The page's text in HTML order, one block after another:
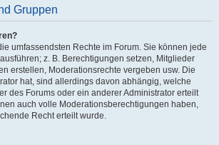
Gruppen
umfassendsten Rechte im Forum. Sie können jede
z. B. Berechtigungen setzen, Mitglieder
erstellen, Moderationsrechte vergeben usw. Die
hat, sind allerdings davon abhängig, welche
des Forums oder ein anderer Administrator erteilt
auch volle Moderationsberechtigungen haben,
Recht erteilt wurde.